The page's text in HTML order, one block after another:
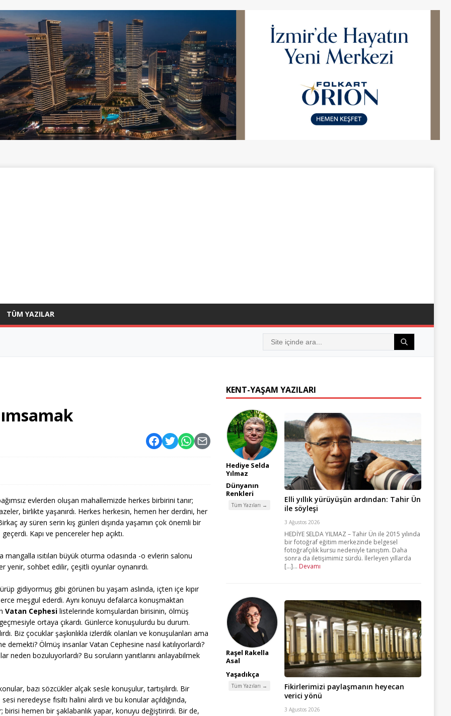
TÜM YAZILAR
evlerden oluşan mahallemizde herkes birbirini tanır;
birlikte yaşanırdı. Herkes herkesin, hemen her derdini, her
ay süren serin kış günleri dışında yaşamın çok önemli bir
Kapı ve pencereler hep açıktı.
ısıtılan büyük oturma odasında -o evlerin salonu
sohbet edilir, çeşitli oyunlar oynanırdı.
gidiyormuş gibi görünen bu yaşam aslında, içten içe kıpır
meşgul ederdi. Aynı konuyu defalarca konuşmaktan
Vatan Cephesilistelerinde komşulardan birisinin, ölmüş
ortaya çıkardı. Günlerce konuşulurdu bu durum.
Biz çocuklar şaşkınlıkla izlerdik olanları ve konuşulanları ama
Ölmüş insanlar Vatan Cephesine nasıl katılıyorlardı?
neden bozuluyorlardı? Bu soruların yanıtlarını anlayabilmek
bazı sözcükler alçak sesle konuşulur, tartışılırdı. Bir
neredeyse fısıltı halini alırdı ve bu konular açıldığında,
hemen bir şaklabanlık yapar, konuyu değiştirirdi. Bir de,
KENT-YAŞAM YAZILARI
Hediye Selda
Yılmaz
Dünyanın
Renkleri
Tüm Yazıları →
Elli yıllık yürüyüşün ardından: Tahir Ün
ile söyleşi
3 Ağustos 2026
HEDİYE SELDA YILMAZ – Tahir Ün ile 2015 yılında
bir fotoğraf eğitim merkezinde belgesel
fotoğrafçılık kursu nedeniyle tanıştım. Daha
sonra da iletişimimiz sürdü. İlerleyen yıllarda
[...]... Devamı
Raşel Rakella
Asal
Yaşadıkça
Tüm Yazıları →
Fikirlerimizi paylaşmanın heyecan
verici yönü
3 Ağustos 2026